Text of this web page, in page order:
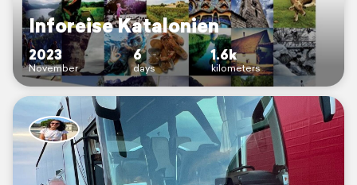
Inforeise Katalonien
2023
November
6
days
1.6k
kilometers